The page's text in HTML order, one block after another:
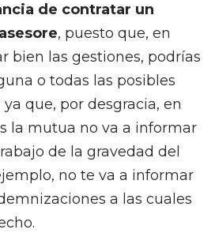
de contratar un
, puesto que, en
bien las gestiones, podrías
o todas las posibles
que, por desgracia, en
la mutua no va a informar
de la gravedad del
no te va a informar
a las cuales